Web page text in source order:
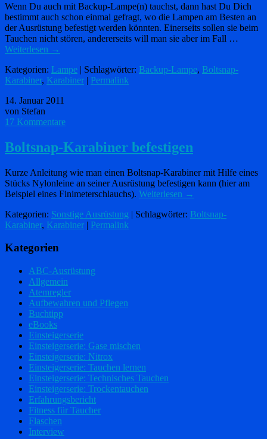
Wenn Du auch mit Backup-Lampe(n) tauchst, dann hast Du Dich
bestimmt auch schon einmal gefragt, wo die Lampen am Besten an
der Ausrüstung befestigt werden könnten. Einerseits sollen sie beim
Tauchen nicht stören, andererseits will man sie aber im Fall …
Weiterlesen →
Kategorien: Lampe | Schlagwörter: Backup-Lampe, Boltsnap-
Karabiner, Karabiner | Permalink
14. Januar 2011
von Stefan
17 Kommentare
Boltsnap-Karabiner befestigen
Kurze Anleitung wie man einen Boltsnap-Karabiner mit Hilfe eines
Stücks Nylonleine an seiner Ausrüstung befestigen kann (hier am
Beispiel eines Finimeterschlauchs). Weiterlesen →
Kategorien: Sonstige Ausrüstung | Schlagwörter: Boltsnap-
Karabiner, Karabiner | Permalink
Kategorien
ABC-Ausrüstung
Allgemein
Atemregler
Aufbewahren und Pflegen
Buchtipp
eBooks
Einsteigerserie
Einsteigerserie: Gase mischen
Einsteigerserie: Nitrox
Einsteigerserie: Tauchen lernen
Einsteigerserie: Technisches Tauchen
Einsteigerserie: Trockentauchen
Erfahrungsbericht
Fitness für Taucher
Flaschen
Interview